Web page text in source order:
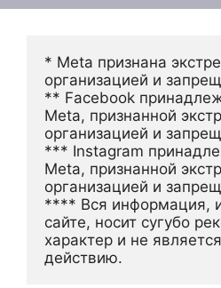
* Meta признана
организацией и
** Facebook
Meta, признанной
организацией и
*** Instagram
Meta, признанной
организацией и
**** Вся информация,
сайте, носит сугубо
характер и не
действию.